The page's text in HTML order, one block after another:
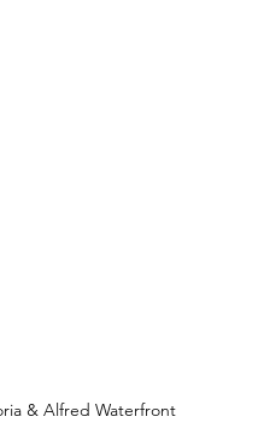
& Alfred Waterfront